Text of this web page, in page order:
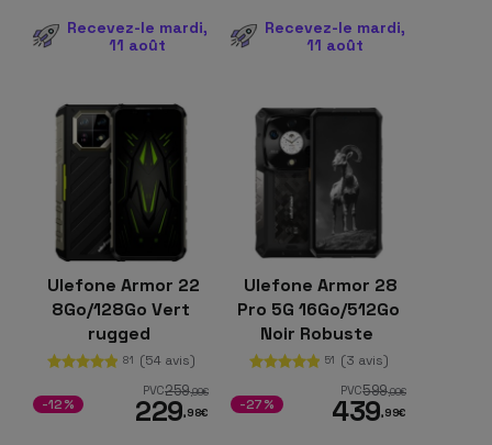
Recevez-le mardi,
11 août
Recevez-le mardi,
11 août
Ulefone Armor 22
8Go/128Go Vert
rugged
81 (54 avis)
PVC259,99€
229,98€
-12%
Ulefone Armor 28
Pro 5G 16Go/512Go
Noir Robuste
51 (3 avis)
PVC599,00€
439,99€
-27%